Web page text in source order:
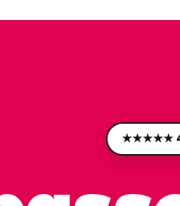
★★★★★